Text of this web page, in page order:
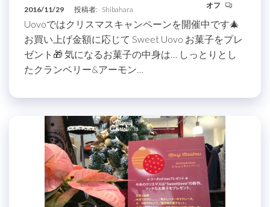
2016/11/29 投稿者: Shibahara オフ
Uovoではクリスマスキャンペーンを開催中です🎄
お買い上げ金額に応じて Sweet Uovo お菓子をプレ
ゼント🎁 気になるお菓子の中身は… しっとりとし
たクランベリー&アーモン…